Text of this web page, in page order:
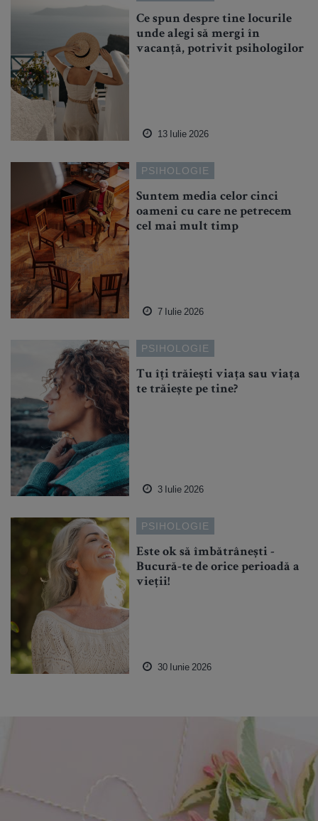
Ce spun despre tine locurile
unde alegi să mergi în
vacanță, potrivit psihologilor
13 Iulie 2026
PSIHOLOGIE
Suntem media celor cinci
oameni cu care ne petrecem
cel mai mult timp
7 Iulie 2026
PSIHOLOGIE
Tu îți trăiești viața sau viața
te trăiește pe tine?
3 Iulie 2026
PSIHOLOGIE
Este ok să îmbătrânești -
Bucură-te de orice perioadă a
vieții!
30 Iunie 2026